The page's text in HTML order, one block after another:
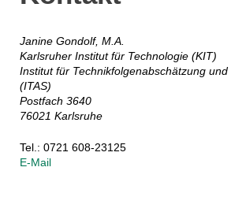
Janine Gondolf, M.A.
Karlsruher Institut für Technologie (KIT)
Institut für Technikfolgenabschätzung und
(ITAS)
Postfach 3640
76021 Karlsruhe
Tel.: 0721 608-23125
E-Mail